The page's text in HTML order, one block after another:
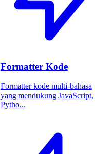
Formatter Kode
Formatter kode multi-bahasa
yang mendukung JavaScript,
Pytho...